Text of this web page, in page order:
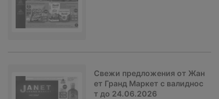
Свежи предложения от Жан
ет Гранд Маркет с валиднос
т до 24.06.2026